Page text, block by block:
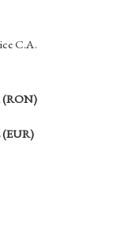
C.A.
(RON)
(EUR)